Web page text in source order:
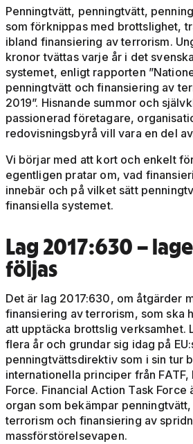
Penningtvätt, penningtvätt,
som förknippas med brottslighet,
ibland finansiering av terrorism.
kronor tvättas varje år i det
systemet, enligt rapporten
penningtvätt och finansiering av
2019”. Hisnande summor och
passionerad företagare,
redovisningsbyrå vill vara en del
Vi börjar med att kort och enkelt
egentligen pratar om, vad
innebär och på vilket sätt
finansiella systemet.
Lag 2017:630 –
följas
Det är lag 2017:630, om åtgärder
finansiering av terrorism, som ska
att upptäcka brottslig verksamhet.
flera år och grundar sig idag på
penningtvättsdirektiv som i sin tur
internationella principer från
Force. Financial Action Task Force
organ som bekämpar
terrorism och finansiering av
massförstörelsevapen.